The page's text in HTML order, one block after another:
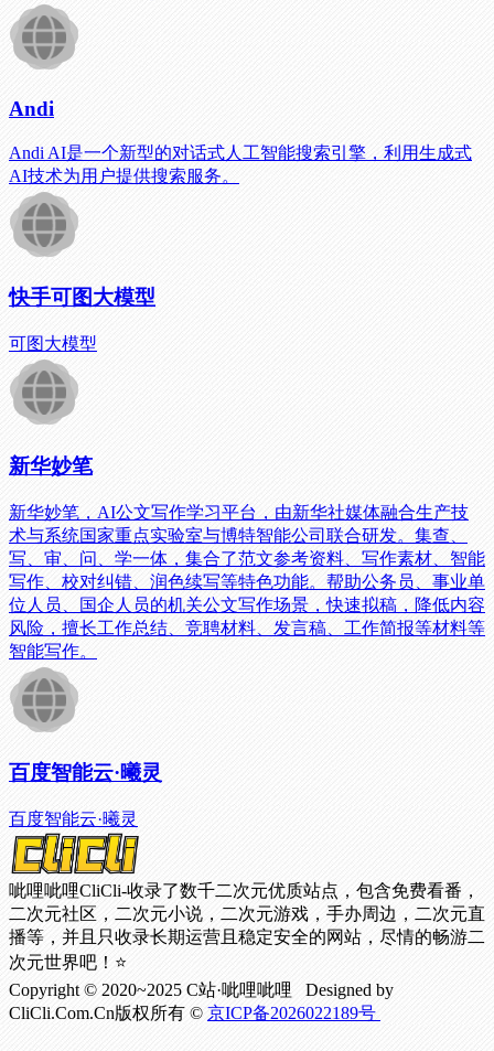
Andi
Andi AI是一个新型的对话式人工智能搜索引擎，利用生成式
AI技术为用户提供搜索服务。
快手可图大模型
可图大模型
新华妙笔
新华妙笔，AI公文写作学习平台，由新华社媒体融合生产技
术与系统国家重点实验室与博特智能公司联合研发。集查、
写、审、问、学一体，集合了范文参考资料、写作素材、智能
写作、校对纠错、润色续写等特色功能。帮助公务员、事业单
位人员、国企人员的机关公文写作场景，快速拟稿，降低内容
风险，擅长工作总结、竞聘材料、发言稿、工作简报等材料等
智能写作。
百度智能云·曦灵
百度智能云·曦灵
呲哩呲哩CliCli-收录了数千二次元优质站点，包含免费看番，
二次元社区，二次元小说，二次元游戏，手办周边，二次元直
播等，并且只收录长期运营且稳定安全的网站，尽情的畅游二
次元世界吧！⭐
Copyright © 2020~2025 C站·呲哩呲哩 Designed by
CliCli.Com.Cn版权所有 © 京ICP备2026022189号